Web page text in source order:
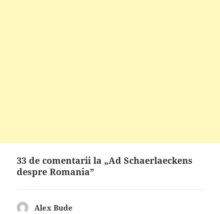
33 de comentarii la „Ad Schaerlaeckens
despre Romania”
Alex Bude